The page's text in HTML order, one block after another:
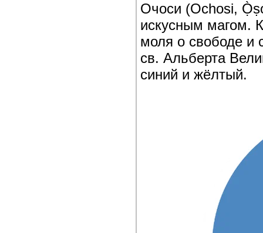
Очоси (Ochosi,
искусным магом.
моля о свободе и
св. Альберта
синий и жёлтый.